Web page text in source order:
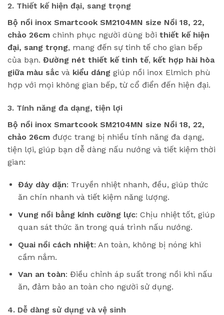
2. Thiết kế hiện đại, sang trọng
Bộ nồi inox Smartcook SM2104MN size Nồi 18, 22,
chảo 26cm chinh phục người dùng bởi thiết kế hiện
đại, sang trọng, mang đến sự tinh tế cho gian bếp
của bạn. Đường nét thiết kế tinh tế, kết hợp hài hòa
giữa màu sắc và kiểu dáng giúp nồi inox Elmich phù
hợp với mọi không gian bếp, từ cổ điển đến hiện đại.
3. Tính năng đa dạng, tiện lợi
Bộ nồi inox Smartcook SM2104MN size Nồi 18, 22,
chảo 26cm được trang bị nhiều tính năng đa dạng,
tiện lợi, giúp bạn dễ dàng nấu nướng và tiết kiệm thời
gian:
Đáy dày dặn: Truyền nhiệt nhanh, đều, giúp thức
ăn chín nhanh và tiết kiệm năng lượng.
Vung nồi bằng kính cường lực: Chịu nhiệt tốt, giúp
quan sát thức ăn trong quá trình nấu nướng.
Quai nồi cách nhiệt: An toàn, không bị nóng khi
cầm nắm.
Van an toàn: Điều chỉnh áp suất trong nồi khi nấu
ăn, đảm bảo an toàn cho người sử dụng.
4. Dễ dàng sử dụng và vệ sinh